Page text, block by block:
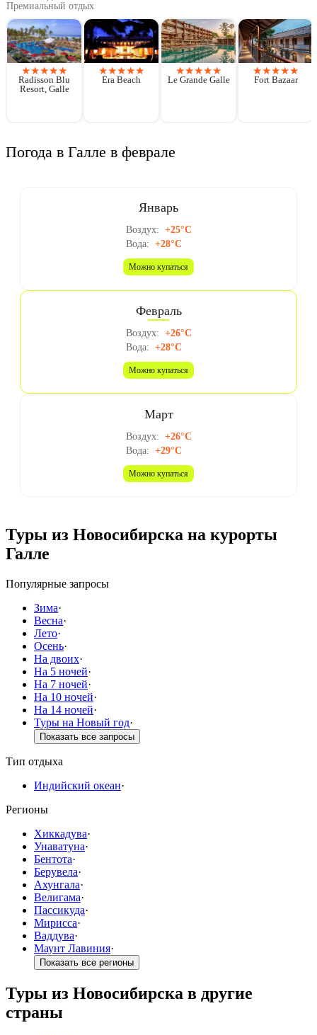
Премиальный отдых
★★★★★
Radisson Blu
Resort, Galle
★★★★★
Era Beach
★★★★★
Le Grande Galle
★★★★★
Fort Bazaar
Погода в Галле в феврале
Январь
Воздух: +25°C
Вода: +28°C
Можно купаться
Февраль
Воздух: +26°C
Вода: +28°C
Можно купаться
Март
Воздух: +26°C
Вода: +29°C
Можно купаться
Туры из Новосибирска на курорты
Галле
Популярные запросы
Зима·
Весна·
Лето·
Осень·
На двоих·
На 5 ночей·
На 7 ночей·
На 10 ночей·
На 14 ночей·
Туры на Новый год·
Показать все запросы
Тип отдыха
Индийский океан·
Регионы
Хиккадува·
Унаватуна·
Бентота·
Берувела·
Ахунгала·
Велигама·
Пассикуда·
Мирисса·
Ваддува·
Маунт Лавиния·
Показать все регионы
Туры из Новосибирска в другие
страны